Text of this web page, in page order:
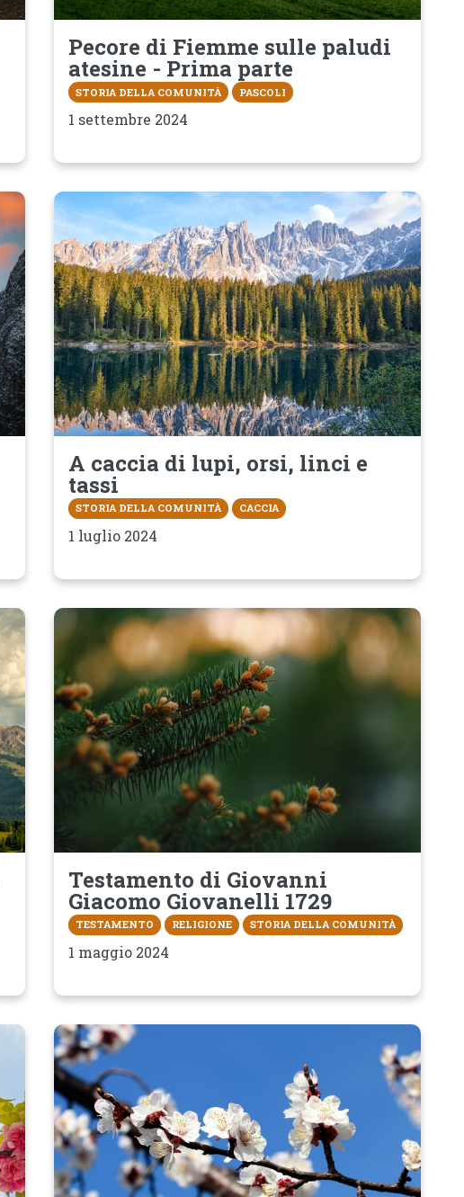
Pecore di Fiemme sulle paludi
atesine - Prima parte
STORIA DELLA COMUNITÀ PASCOLI
1 settembre 2024
A caccia di lupi, orsi, linci e
tassi
STORIA DELLA COMUNITÀ CACCIA
1 luglio 2024
Testamento di Giovanni
Giacomo Giovanelli 1729
TESTAMENTO RELIGIONE STORIA DELLA COMUNITÀ
1 maggio 2024